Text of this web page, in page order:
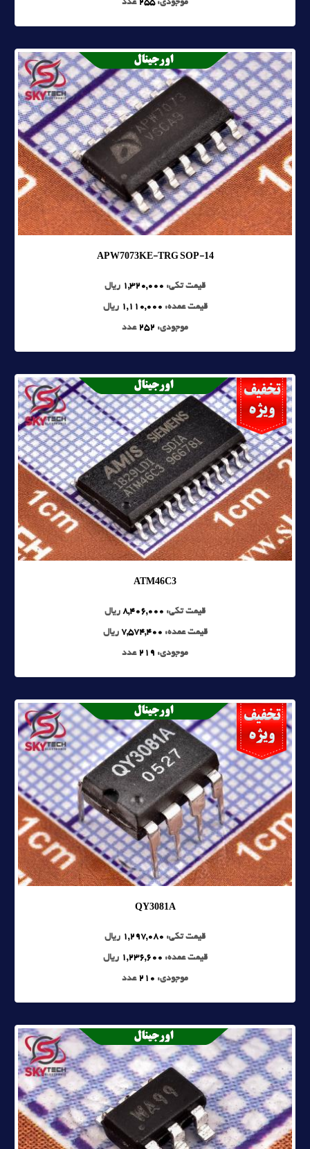
موجودی:255 عدد
APW7073KE-TRG SOP-14
قیمت تکی: 1,320,000 ریال
قیمت عمده: 1,110,000 ریال
موجودی: 252 عدد
ATM46C3
قیمت تکی: 8,406,000 ریال
قیمت عمده: 7,574,400 ریال
موجودی: 219 عدد
QY3081A
قیمت تکی: 1,297,080 ریال
قیمت عمده: 1,236,600 ریال
موجودی: 210 عدد